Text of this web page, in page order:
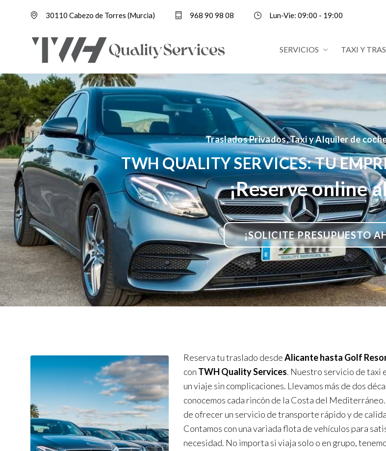
30110 Cabezo de Torres (Murcia) 968 90 98 08 Lun-Vie: 09:00 - 19:00
SERVICIOS TAXI Y
Traslados Privados, Taxi y Alquiler de
TWH QUALITY SERVICES: TU
¡Reserve online
¡SOLICITE PRESUPUESTO
Reserva tu traslado desdeAlicante hasta Golf
con TWH Quality Services. Nuestro servicio de taxi
un viaje sin complicaciones. Llevamos más de dos
conocemos cada rincón de la Costa del
de ofrecer un servicio de transporte rápido y de
Contamos con una variada flota de vehículos para
necesidad. No importa si viaja solo o en grupo,